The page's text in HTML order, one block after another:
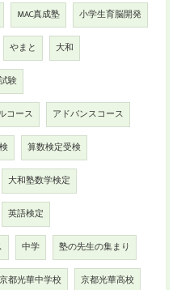
MAC真成塾 小学生育脳開発
やまと 大和
験
コース アドバンスコース
算数検定受検
大和塾数学検定
英語検定
中学 塾の先生の集まり
京都光華中学校 京都光華高校